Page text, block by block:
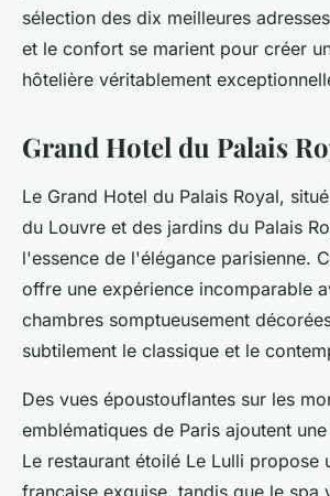
sélection des dix meilleures
et le confort se marient pour créer
hôtelière véritablement
Grand Hotel du Palais
Le Grand Hotel du Palais Royal,
du Louvre et des jardins du Palais
l'essence de l'élégance parisienne.
offre une expérience incomparable
chambres somptueusement
subtilement le classique et le
Des vues époustouflantes sur les
emblématiques de Paris ajoutent
Le restaurant étoilé Le Lulli propose